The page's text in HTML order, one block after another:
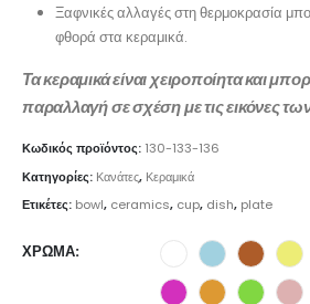
Ξαφνικές αλλαγές στη θερμοκρασία
φθορά στα κεραμικά.
Τα κεραμικά είναι χειροποίητα και
παραλλαγή σε σχέση με τις εικόνες
Κωδικός προϊόντος: 130-133-136
Κατηγορίες: Κανάτες, Κεραμικά
Ετικέτες: bowl, ceramics, cup, dish, plate
ΧΡΏΜΑ